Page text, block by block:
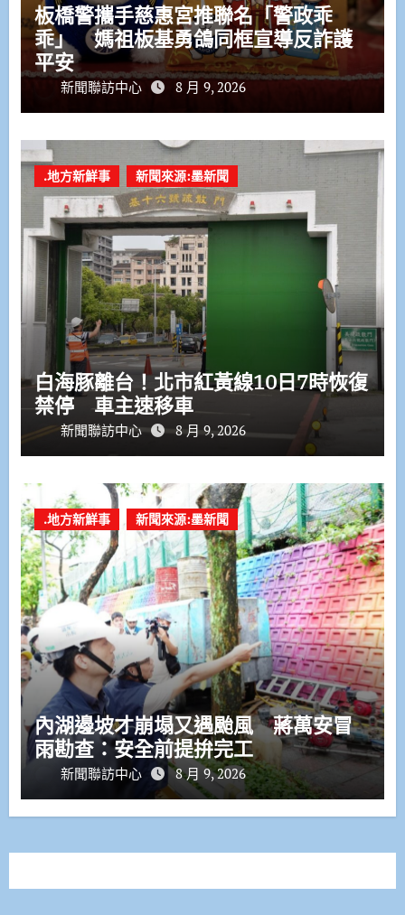
板橋警攜手慈惠宮推聯名「警政乖
乖」 媽祖板基勇鴿同框宣導反詐護
平安
新聞聯訪中心 8 月 9, 2026
.地方新鮮事 新聞來源:墨新聞
白海豚離台！北市紅黃線10日7時恢復
禁停 車主速移車
新聞聯訪中心 8 月 9, 2026
.地方新鮮事 新聞來源:墨新聞
內湖邊坡才崩塌又遇颱風 蔣萬安冒
雨勘查：安全前提拚完工
新聞聯訪中心 8 月 9, 2026